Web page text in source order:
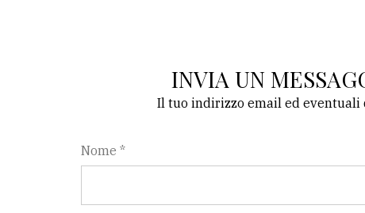
INVIA UN
Il tuo indirizzo email ed
Nome *